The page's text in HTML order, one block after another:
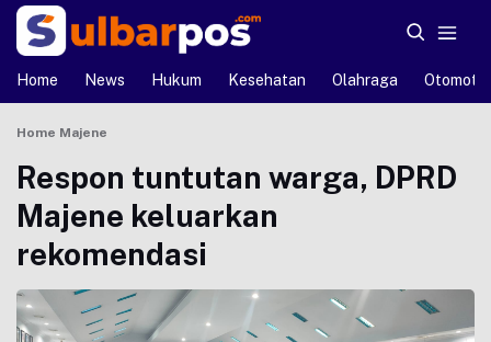
Home News Hukum Kesehatan Olahraga Otomotif
Home Majene
Respon tuntutan warga, DPRD
Majene keluarkan
rekomendasi